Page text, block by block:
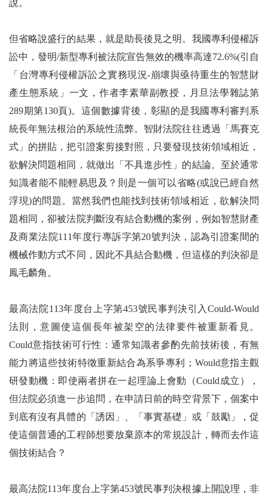
說。
但省略說盛行的結果，就是助長後見之明。我國專利侵權訴
訟中，發明/新型專利被法院宣告無效的機率高達72.6%(引自
「台灣專利侵權訴訟之實務現況-崩壞與亟待重生的智慧財
產生態系統」一文，作者李素華副教授，月旦法學雜誌第
289期第130頁)。這個數據背後，彰顯的是我國專利審判系
統長年無法根治的系統性流弊。智財法院往往透過「馬賽克
式」的拼貼，把引證案剪接對照，只要發現技術領域相近，
欲解決問題相同，就做出「不具進步性」的結論。至於通常
知識者能不能輕易思及？則是一個可以省略(或說已經自然
浮現)的問題。當然我們也能找到技術領域相近，欲解決問
題相同，卻被法院判斷沒有結合動機的案例，例如智慧財產
及商業法院111年度行專訴字第20號判決，認為引證案間的
機械作動方式不同，因此不具結合動機，但這樣的判決卻是
鳳毛麟角。
最高法院113年度台上字第453號民事判決引入Could-Would
法則，意圖使這個長年被架空的法律要件被重新看見。
Could意指技術可行性：通常知識者參酌先前技術後，有無
能力將這些技術特徵重新結合為系爭專利；Would意指主觀
研發動機：即使兩者拼在一起理論上會動（Could成立），
但法院必須進一步追問，在申請日前的時空背景下，個案中
到底有沒有具體的「誘因」、「事實基礎」或「鼓勵」，促
使這個普通的工程師想要放棄原本的常規設計，轉而去作這
個技術結合？
最高法院113年度台上字第453號民事判決根據上開說理，非